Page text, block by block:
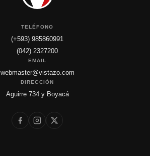
TELÉFONO
(+593) 985860991
(042) 2327200
EMAIL
webmaster@vistazo.com
DIRECCIÓN
Aguirre 734 y Boyacá